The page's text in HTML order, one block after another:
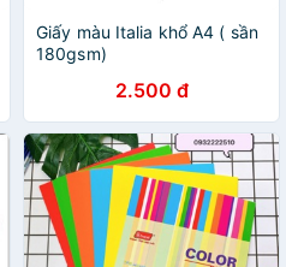
Giấy màu Italia khổ A4 ( sần
180gsm)
2.500 đ